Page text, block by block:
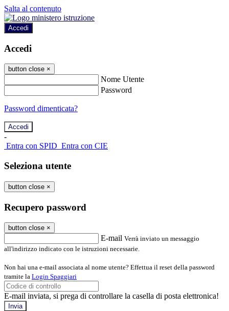
Salta al contenuto
Accedi
Accedi
button close ×
Nome Utente
Password
Password dimenticata?
-
Entra con SPID Entra con CIE
Seleziona utente
button close ×
Recupero password
button close ×
E-mail Verrà inviato un messaggio
all'indirizzo indicato con le istruzioni necessarie.
Non hai una e-mail associata al nome utente? Effettua il reset della password
tramite la Login Spaggiari
E-mail inviata, si prega di controllare la casella di posta elettronica!